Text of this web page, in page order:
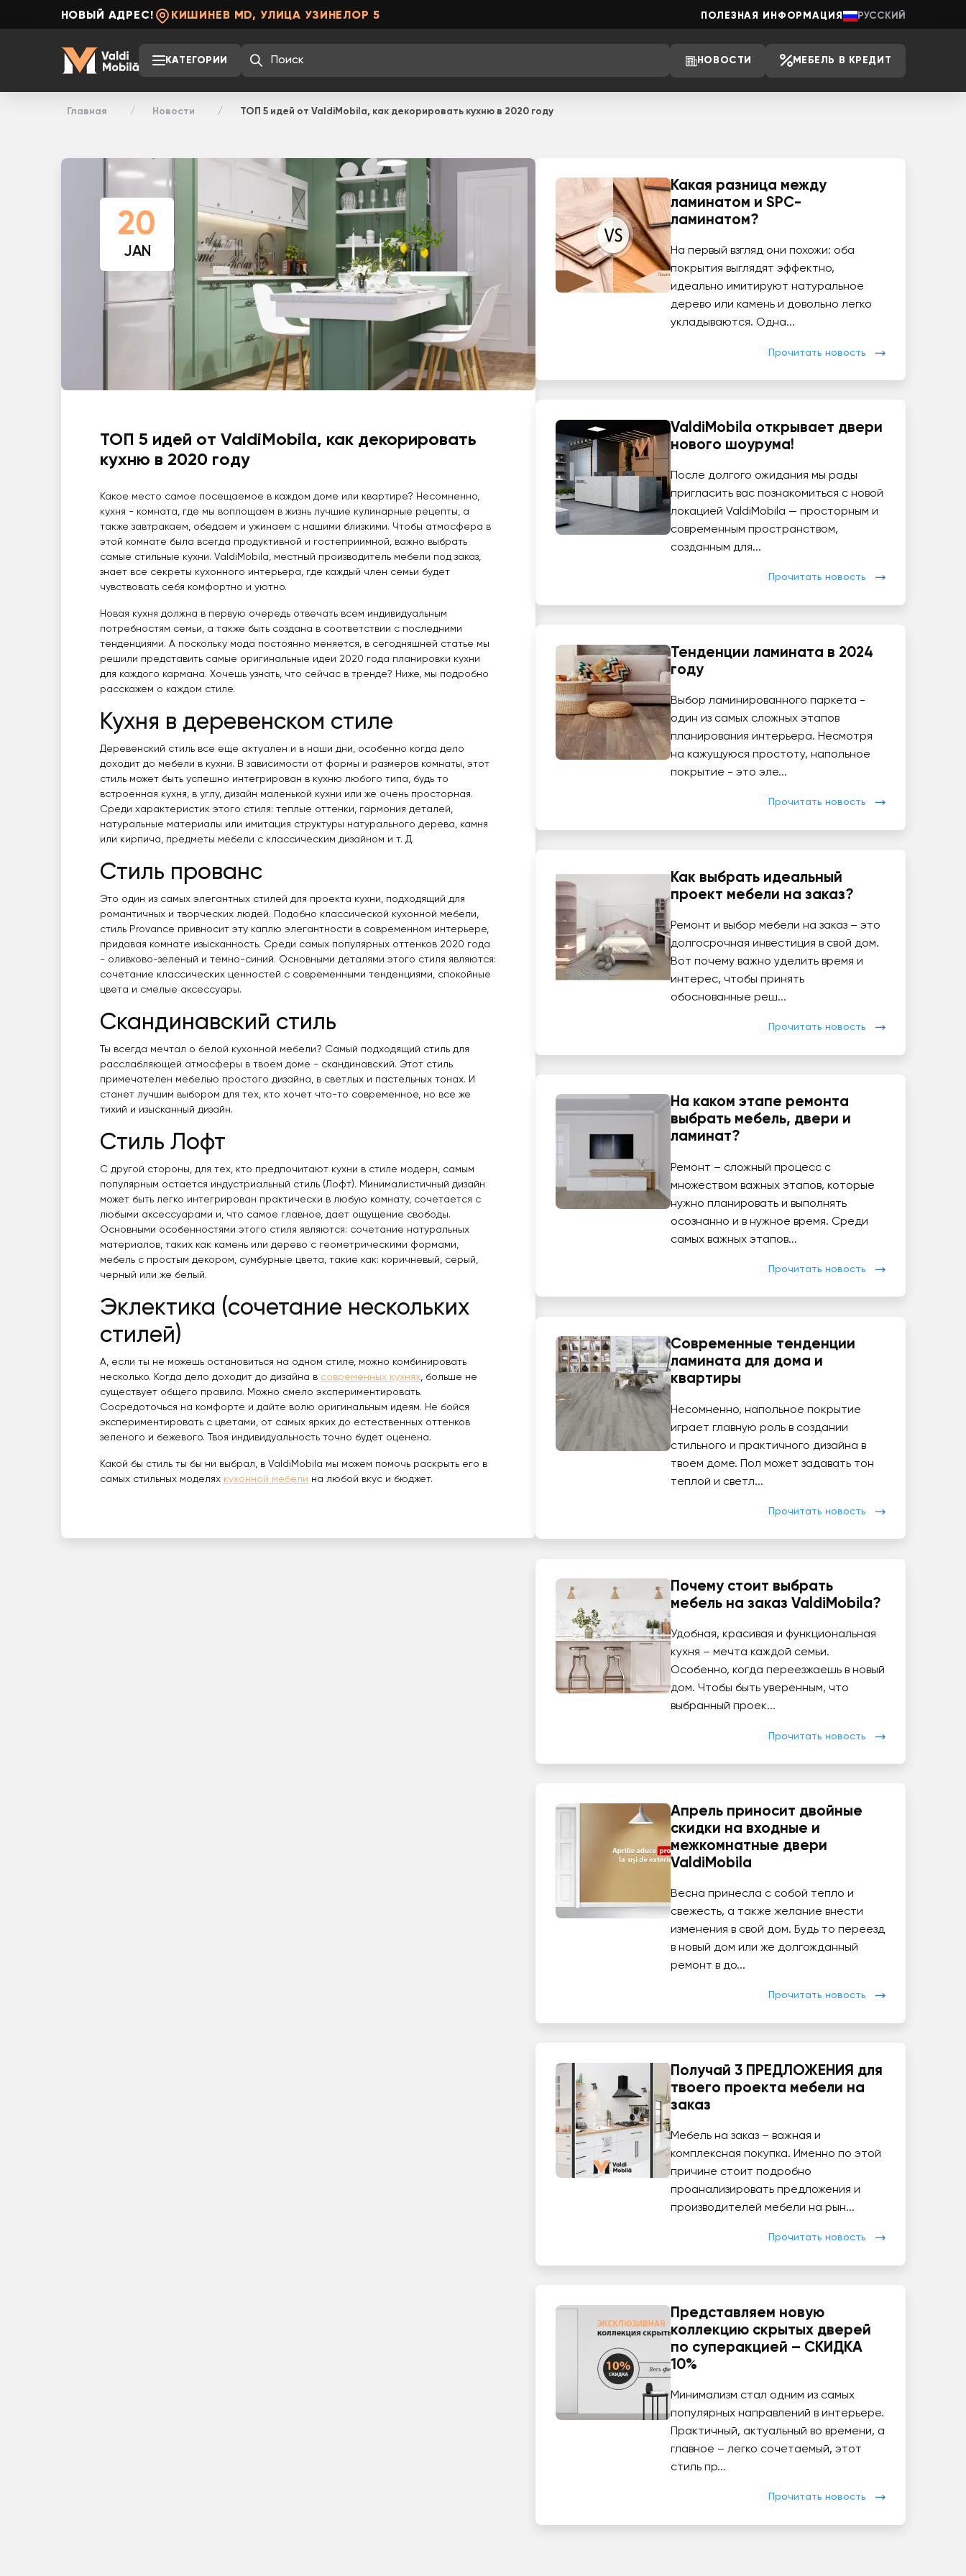
НОВЫЙ АДРЕС! КИШИНЕВ MD, УЛИЦА УЗИНЕЛОР 5 ПОЛЕЗНАЯ ИНФОРМАЦИЯ РУССКИЙ
КАТЕГОРИИ НОВОСТИ МЕБЕЛЬ В КРЕДИТ
Главная Новости ТОП 5 идей от ValdiMobila, как декорировать кухню в 2020 году
20
JAN
ТОП 5 идей от ValdiMobila, как декорировать
кухню в 2020 году
Какое место самое посещаемое в каждом доме или квартире? Несомненно,
кухня - комната, где мы воплощаем в жизнь лучшие кулинарные рецепты, а
также завтракаем, обедаем и ужинаем с нашими близкими. Чтобы атмосфера в
этой комнате была всегда продуктивной и гостеприимной, важно выбрать
самые стильные кухни. ValdiMobila, местный производитель мебели под заказ,
знает все секреты кухонного интерьера, где каждый член семьи будет
чувствовать себя комфортно и уютно.
Новая кухня должна в первую очередь отвечать всем индивидуальным
потребностям семьи, а также быть создана в соответствии с последними
тенденциями. А поскольку мода постоянно меняется, в сегодняшней статье мы
решили представить самые оригинальные идеи 2020 года планировки кухни
для каждого кармана. Хочешь узнать, что сейчас в тренде? Ниже, мы подробно
расскажем о каждом стиле.
Кухня в деревенском стиле
Деревенский стиль все еще актуален и в наши дни, особенно когда дело
доходит до мебели в кухни. В зависимости от формы и размеров комнаты, этот
стиль может быть успешно интегрирован в кухню любого типа, будь то
встроенная кухня, в углу, дизайн маленькой кухни или же очень просторная.
Среди характеристик этого стиля: теплые оттенки, гармония деталей,
натуральные материалы или имитация структуры натурального дерева, камня
или кирпича, предметы мебели с классическим дизайном и т. Д.
Стиль прованс
Это один из самых элегантных стилей для проекта кухни, подходящий для
романтичных и творческих людей. Подобно классической кухонной мебели,
стиль Provance привносит эту каплю элегантности в современном интерьере,
придавая комнате изысканность. Среди самых популярных оттенков 2020 года
- оливково-зеленый и темно-синий. Основными деталями этого стиля являются:
сочетание классических ценностей с современными тенденциями, спокойные
цвета и смелые аксессуары.
Скандинавский стиль
Ты всегда мечтал о белой кухонной мебели? Самый подходящий стиль для
расслабляющей атмосферы в твоем доме - скандинавский. Этот стиль
примечателен мебелью простого дизайна, в светлых и пастельных тонах. И
станет лучшим выбором для тех, кто хочет что-то современное, но все же
тихий и изысканный дизайн.
Стиль Лофт
С другой стороны, для тех, кто предпочитают кухни в стиле модерн, самым
популярным остается индустриальный стиль (Лофт). Минималистичный дизайн
может быть легко интегрирован практически в любую комнату, сочетается с
любыми аксессуарами и, что самое главное, дает ощущение свободы.
Основными особенностями этого стиля являются: сочетание натуральных
материалов, таких как камень или дерево с геометрическими формами,
мебель с простым декором, сумбурные цвета, такие как: коричневый, серый,
черный или же белый.
Эклектика (сочетание нескольких
стилей)
А, если ты не можешь остановиться на одном стиле, можно комбинировать
несколько. Когда дело доходит до дизайна в современных кухнях, больше не
существует общего правила. Можно смело экспериментировать.
Сосредоточься на комфорте и дайте волю оригинальным идеям. Не бойся
экспериментировать с цветами, от самых ярких до естественных оттенков
зеленого и бежевого. Твоя индивидуальность точно будет оценена.
Какой бы стиль ты бы ни выбрал, в ValdiMobila мы можем помочь раскрыть его в
самых стильных моделях кухонной мебели на любой вкус и бюджет.
Какая разница между
ламинатом и SPC-
ламинатом?
На первый взгляд они похожи: оба
покрытия выглядят эффектно,
идеально имитируют натуральное
дерево или камень и довольно легко
укладываются. Одна...
Прочитать новость
ValdiMobila открывает двери
нового шоурума!
После долгого ожидания мы рады
пригласить вас познакомиться с новой
локацией ValdiMobila — просторным и
современным пространством,
созданным для...
Прочитать новость
Тенденции ламината в 2024
году
Выбор ламинированного паркета -
один из самых сложных этапов
планирования интерьера. Несмотря
на кажущуюся простоту, напольное
покрытие - это эле...
Прочитать новость
Как выбрать идеальный
проект мебели на заказ?
Ремонт и выбор мебели на заказ – это
долгосрочная инвестиция в свой дом.
Вот почему важно уделить время и
интерес, чтобы принять
обоснованные реш...
Прочитать новость
На каком этапе ремонта
выбрать мебель, двери и
ламинат?
Ремонт – сложный процесс с
множеством важных этапов, которые
нужно планировать и выполнять
осознанно и в нужное время. Среди
самых важных этапов...
Прочитать новость
Современные тенденции
ламината для дома и
квартиры
Несомненно, напольное покрытие
играет главную роль в создании
стильного и практичного дизайна в
твоем доме. Пол может задавать тон
теплой и светл...
Прочитать новость
Почему стоит выбрать
мебель на заказ ValdiMobila?
Удобная, красивая и функциональная
кухня – мечта каждой семьи.
Особенно, когда переезжаешь в новый
дом. Чтобы быть уверенным, что
выбранный проек...
Прочитать новость
Апрель приносит двойные
скидки на входные и
межкомнатные двери
ValdiMobila
Весна принесла с собой тепло и
свежесть, а также желание внести
изменения в свой дом. Будь то переезд
в новый дом или же долгожданный
ремонт в до...
Прочитать новость
Получай 3 ПРЕДЛОЖЕНИЯ для
твоего проекта мебели на
заказ
Мебель на заказ – важная и
комплексная покупка. Именно по этой
причине стоит подробно
проанализировать предложения и
производителей мебели на рын...
Прочитать новость
Представляем новую
коллекцию скрытых дверей
по суперакцией – СКИДКА
10%
Минимализм стал одним из самых
популярных направлений в интерьере.
Практичный, актуальный во времени, а
главное – легко сочетаемый, этот
стиль пр...
Прочитать новость